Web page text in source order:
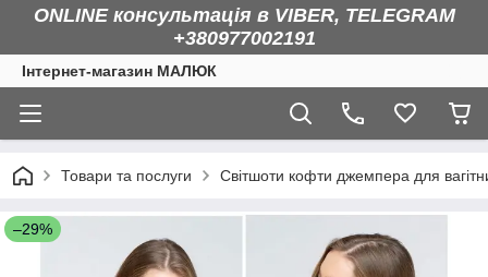
ONLINE консультація в VIBER, TELEGRAM
+380977002191
Інтернет-магазин МАЛЮК
Товари та послуги Світшоти кофти джемпера для
–29%